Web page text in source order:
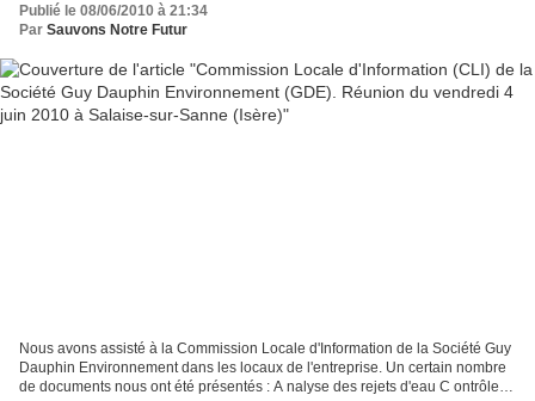
Publié le 08/06/2010 à 21:34
Par Sauvons Notre Futur
Nous avons assisté à la Commission Locale d'Information de la Société Guy
Dauphin Environnement dans les locaux de l'entreprise. Un certain nombre
de documents nous ont été présentés : A nalyse des rejets d'eau C ontrôle